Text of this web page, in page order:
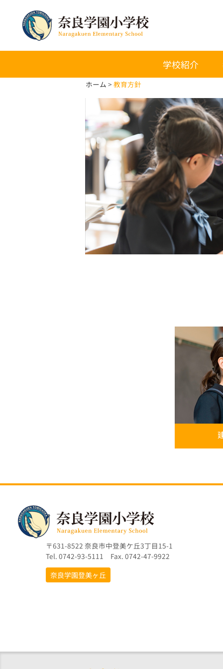
学校紹介
ホーム 教育方針
〒631-8522 奈良市中登美ケ丘3丁目15-1
Tel. 0742-93-5111 Fax. 0742-47-9922
奈良学園登美ヶ丘